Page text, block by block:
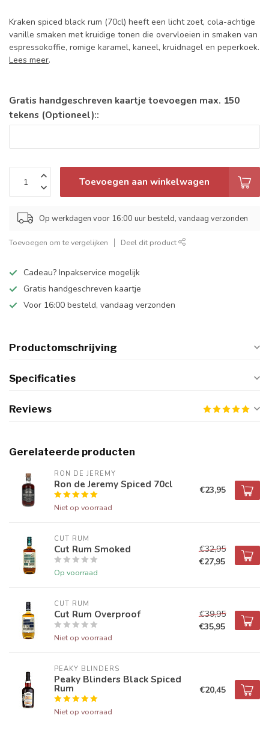
Kraken spiced black rum (70cl) heeft een licht zoet, cola-achtige
vanille smaken met kruidige tonen die overvloeien in smaken van
espressokoffie, romige karamel, kaneel, kruidnagel en peperkoek.
Lees meer.
Gratis handgeschreven kaartje toevoegen max. 150
tekens (Optioneel)::
Toevoegen aan winkelwagen
Op werkdagen voor 16:00 uur besteld, vandaag verzonden
Toevoegen om te vergelijken Deel dit product
Cadeau? Inpakservice mogelijk
Gratis handgeschreven kaartje
Voor 16:00 besteld, vandaag verzonden
Productomschrijving
Specificaties
Reviews
Gerelateerde producten
RON DE JEREMY
Ron de Jeremy Spiced 70cl
Niet op voorraad
€23,95
CUT RUM
Cut Rum Smoked
Op voorraad
€32,95
€27,95
CUT RUM
Cut Rum Overproof
Niet op voorraad
€39,95
€35,95
PEAKY BLINDERS
Peaky Blinders Black Spiced
Rum
Niet op voorraad
€20,45